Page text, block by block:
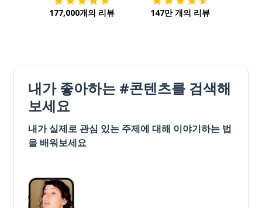
177,000개의 리뷰 147만 개의 리뷰
내가 좋아하는 #콘텐츠를 검색해
보세요
내가 실제로 관심 있는 주제에 대해 이야기하는 법
을 배워보세요